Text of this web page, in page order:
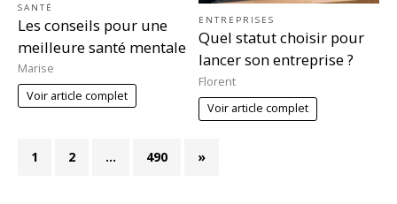
SANTÉ
Les conseils pour une
meilleure santé mentale
Marise
Voir article complet
ENTREPRISES
Quel statut choisir pour
lancer son entreprise ?
Florent
Voir article complet
1 2 … 490 »